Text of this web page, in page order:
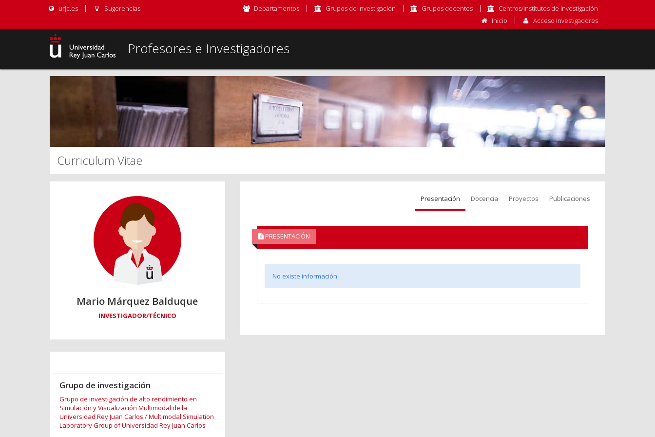
urjc.es Sugerencias Departamentos Grupos de investigación Grupos docentes
Centros/Institutos de Investigación
Inicio
Acceso Investigadores
Profesores e Investigadores
Curriculum Vitae
Mario Márquez Balduque
INVESTIGADOR/TÉCNICO
Grupo de investigación
Grupo de investigación de alto rendimiento en
Simulación y Visualización Multimodal de la
Universidad Rey Juan Carlos / Multimodal Simulation
Laboratory Group of Universidad Rey Juan Carlos
Presentación Docencia Proyectos Publicaciones
PRESENTACIÓN
No existe información.